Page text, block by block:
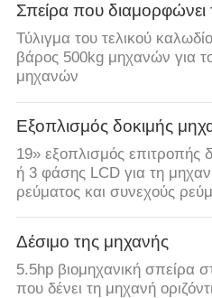
Σπείρα που διαμορφώνει
Τύλιγμα του τελικού
βάρος 500kg μηχανών για
μηχανών
Εξοπλισμός δοκιμής
19» εξοπλισμός επιτροπής
ή 3 φάσης LCD για τη
ρεύματος και συνεχούς
Δέσιμο της μηχανής
5.5hp βιομηχανική σπείρα
που δένει τη μηχανή